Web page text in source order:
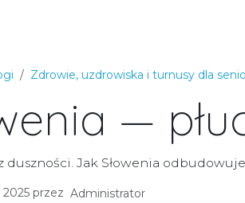
Zdrowie, uzdrowiska i turnusy dla
—
duszności. Jak Słowenia
2025 przez Administrator